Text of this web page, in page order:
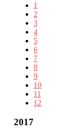
1
2
3
4
5
6
7
8
9
10
11
12
2017